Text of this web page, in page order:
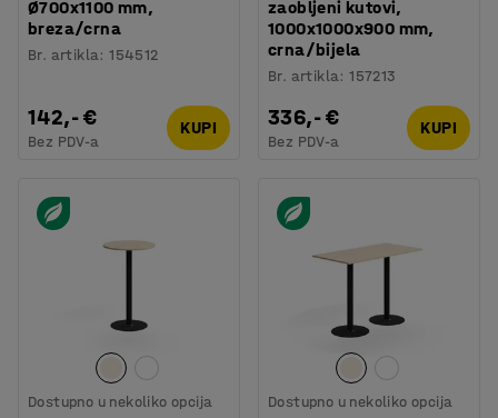
Ø700x1100 mm,
breza/crna
Br. artikla:154512
142,- €
Bez PDV-a
KUPI
zaobljeni kutovi,
1000x1000x900 mm,
crna/bijela
Br. artikla:157213
336,- €
Bez PDV-a
KUPI
Dostupno u nekoliko opcija Dostupno u nekoliko opcija